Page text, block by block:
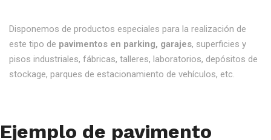
Disponemos de productos especiales para la realización de
este tipo de pavimentos en parking, garajes, superficies y
pisos industriales, fábricas, talleres, laboratorios, depósitos de
stockage, parques de estacionamiento de vehículos, etc.
Ejemplo de pavimento